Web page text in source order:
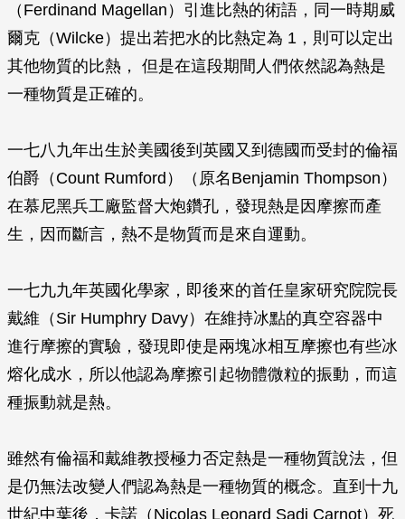
（Ferdinand Magellan）引進比熱的術語，同一時期威
爾克（Wilcke）提出若把水的比熱定為 1，則可以定出
其他物質的比熱， 但是在這段期間人們依然認為熱是
一種物質是正確的。
一七八九年出生於美國後到英國又到德國而受封的倫福
伯爵（Count Rumford）（原名Benjamin Thompson）
在慕尼黑兵工廠監督大炮鑽孔，發現熱是因摩擦而產
生，因而斷言，熱不是物質而是來自運動。
一七九九年英國化學家，即後來的首任皇家研究院院長
戴維（Sir Humphry Davy）在維持冰點的真空容器中
進行摩擦的實驗，發現即使是兩塊冰相互摩擦也有些冰
熔化成水，所以他認為摩擦引起物體微粒的振動，而這
種振動就是熱。
雖然有倫福和戴維教授極力否定熱是一種物質說法，但
是仍無法改變人們認為熱是一種物質的概念。直到十九
世紀中葉後，卡諾（Nicolas Leonard Sadi Carnot）死